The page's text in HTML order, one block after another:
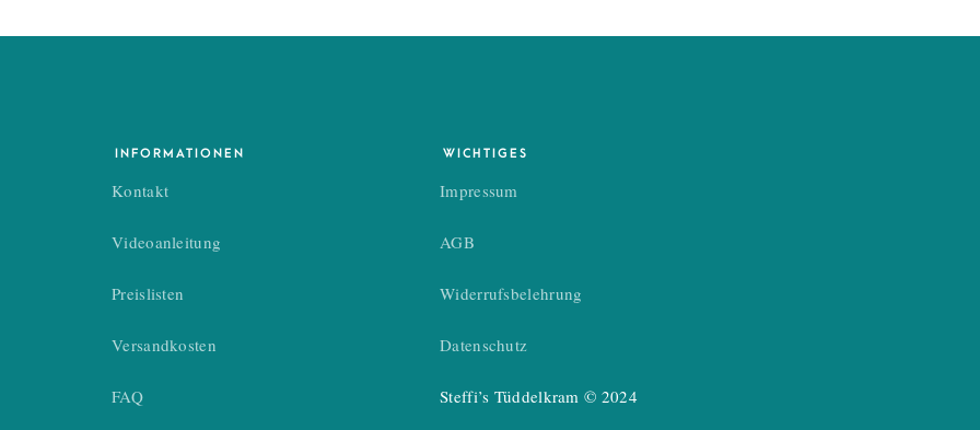
INFORMATIONEN
Kontakt
Videoanleitung
Preislisten
Versandkosten
FAQ
WICHTIGES
Impressum
AGB
Widerrufsbelehrung
Datenschutz
Steffi’s Tüddelkram © 2024